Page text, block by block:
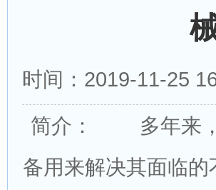
时间：2019-11-25
简介： 多年来，
备用来解决其面临